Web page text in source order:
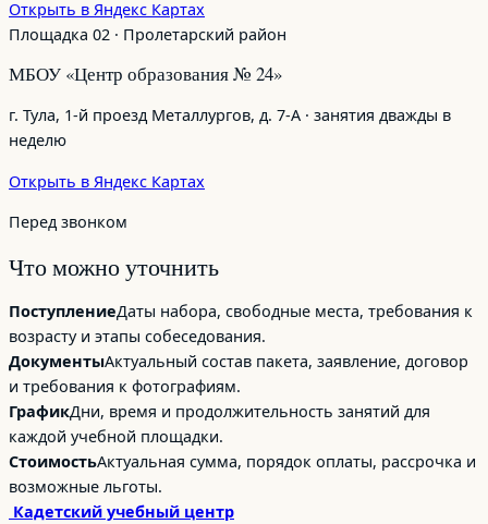
Открыть в Яндекс Картах
Площадка 02 · Пролетарский район
МБОУ «Центр образования № 24»
г. Тула, 1‑й проезд Металлургов, д. 7‑А · занятия дважды в
неделю
Открыть в Яндекс Картах
Перед звонком
Что можно уточнить
ПоступлениеДаты набора, свободные места, требования к
возрасту и этапы собеседования.
ДокументыАктуальный состав пакета, заявление, договор
и требования к фотографиям.
ГрафикДни, время и продолжительность занятий для
каждой учебной площадки.
СтоимостьАктуальная сумма, порядок оплаты, рассрочка и
возможные льготы.
Кадетский учебный центр